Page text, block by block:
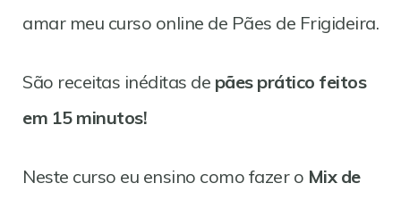
amar meu curso online de Pães de Frigideira.
São receitas inéditas de pães prático feitos
em 15 minutos!
Neste curso eu ensino como fazer o Mix de